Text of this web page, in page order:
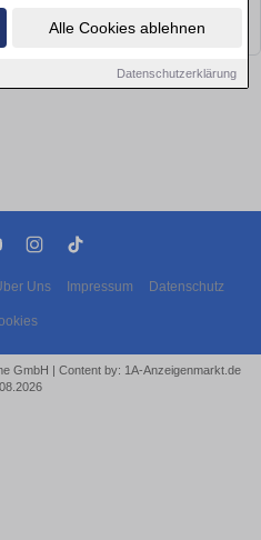
Alle Cookies ablehnen
Datenschutzerklärung
Objekte finden. Schauen Sie
Uns Impressum Datenschutz
GmbH | Content by: 1A-Anzeigenmarkt.de